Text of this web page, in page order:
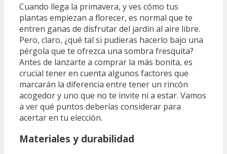
Cuando llega la primavera, y ves cómo tus
plantas empiezan a florecer, es normal que te
entren ganas de disfrutar del jardín al aire libre.
Pero, claro, ¿qué tal si pudieras hacerlo bajo una
pérgola que te ofrezca una sombra fresquita?
Antes de lanzarte a comprar la más bonita, es
crucial tener en cuenta algunos factores que
marcarán la diferencia entre tener un rincón
acogedor y uno que no te invite ni a estar. Vamos
a ver qué puntos deberías considerar para
acertar en tu elección.
Materiales y durabilidad